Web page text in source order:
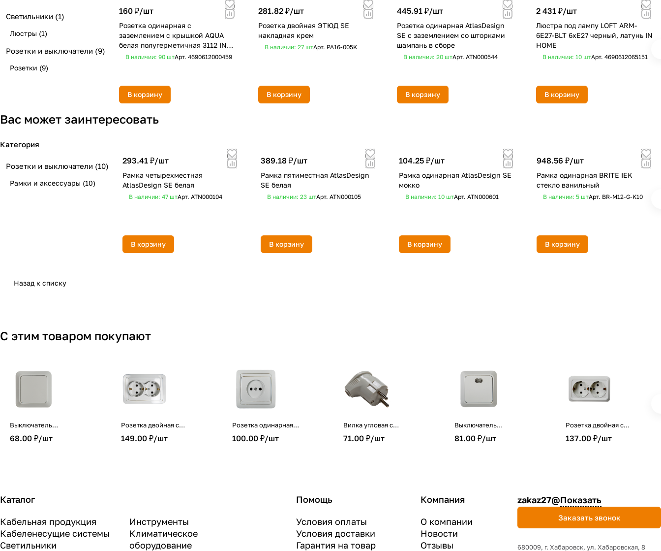
160 ₽/шт
Розетка одинарная с
заземлением с крышкой AQUA
белая полугерметичная 3112 IN
HOME
В наличии: 90 штАрт. 4690612000459
В корзину
281.82 ₽/шт
Розетка двойная ЭТЮД SE
накладная крем
В наличии: 27 штАрт. PA16-005K
В корзину
445.91 ₽/шт
Розетка одинарная AtlasDesign
SE с заземлением со шторками
шампань в сборе
В наличии: 20 штАрт. ATN000544
В корзину
2 431 ₽/шт
Люстра под лампу LOFT ARM-
6E27-BLT 6хЕ27 черный, латунь IN
HOME
В наличии: 10 штАрт. 4690612065151
В корзину
Светильники (1)
Люстры (1)
Розетки и выключатели (9)
Розетки (9)
Вас может заинтересовать
293.41 ₽/шт
Рамка четырехместная
AtlasDesign SE белая
В наличии: 47 штАрт. ATN000104
В корзину
389.18 ₽/шт
Рамка пятиместная AtlasDesign
SE белая
В наличии: 23 штАрт. ATN000105
В корзину
104.25 ₽/шт
Рамка одинарная AtlasDesign SE
мокко
В наличии: 10 штАрт. ATN000601
В корзину
948.56 ₽/шт
Рамка одинарная BRITE IEK
стекло ванильный
В наличии: 5 штАрт. BR-M12-G-K10
В корзину
Категория
Розетки и выключатели (10)
Рамки и аксессуары (10)
Назад к списку
С этим товаром покупают
Выключатель
одноклавишный BOLLETO
белый накладной 7021 IN
68.00 ₽/шт
Розетка двойная с
заземлением CLASSICO
белая 2128 IN HOME
149.00 ₽/шт
Розетка одинарная
CLASSICO белая 2022 IN
HOME
100.00 ₽/шт
Вилка угловая с
заземлением 16А белая
4110 IN HOME
71.00 ₽/шт
Выключатель
одноклавишный с
подсветкой BOLLETO
81.00 ₽/шт
Розетка двойная с
заземлением BOLLETO
белая накладная 7128 IN
137.00 ₽/шт
Каталог
Кабельная продукция
Кабеленесущие системы
Светильники
Инструменты
Климатическое
оборудование
Помощь
Условия оплаты
Условия доставки
Гарантия на товар
Компания
О компании
Новости
Отзывы
zakaz27@Показать
Заказать звонок
680009, г. Хабаровск, ул. Хабаровская, 8